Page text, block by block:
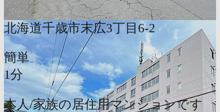
北海道千歳市末広3丁目6-2
簡単
1分
本人/家族の居住用マンションです